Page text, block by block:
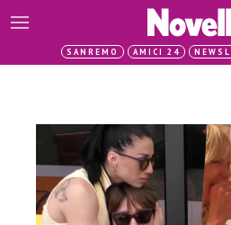
SANREMO AMICI 24